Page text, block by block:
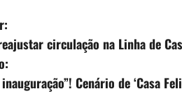
circulação na Linha de
Cenário de ‘Casa